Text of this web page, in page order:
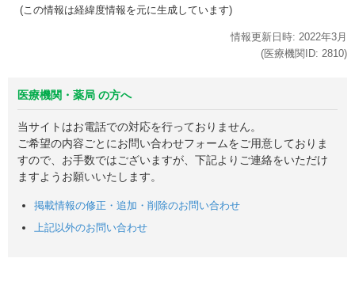
(この情報は経緯度情報を元に生成しています)
情報更新日時: 2022年3月
(医療機関ID: 2810)
医療機関・薬局 の方へ
当サイトはお電話での対応を行っておりません。
ご希望の内容ごとにお問い合わせフォームをご用意しておりま
すので、お手数ではございますが、下記よりご連絡をいただけ
ますようお願いいたします。
掲載情報の修正・追加・削除のお問い合わせ
上記以外のお問い合わせ